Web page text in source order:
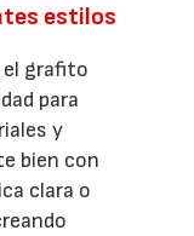
estilos
el grafito
para
y
bien con
clara o